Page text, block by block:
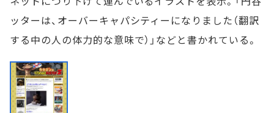
ッターは、オーバーキャパシティーになりました（翻訳
する中の人の体力的な意味で）」などと書かれている。